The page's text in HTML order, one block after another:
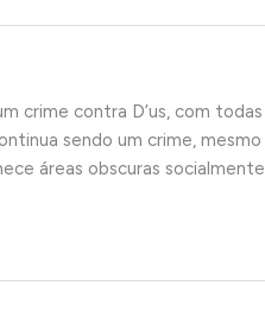
crime contra D’us, com todas
sendo um crime, mesmo
áreas obscuras socialmente